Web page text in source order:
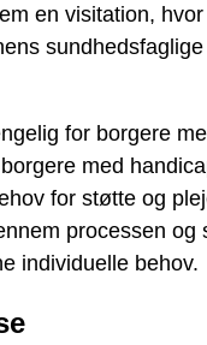
en visitation,
sundhedsfaglige
for borgere
med
for støtte og
processen og
individuelle behov.